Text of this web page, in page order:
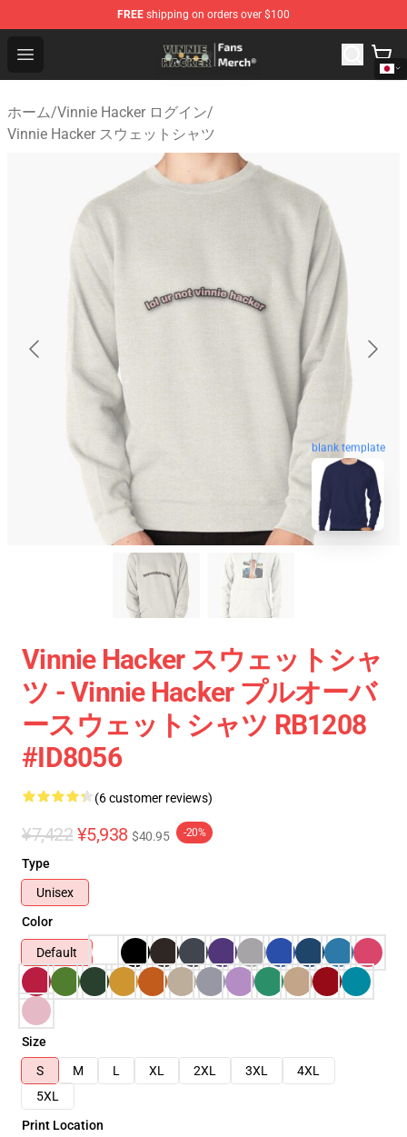
FREE shipping on orders over $100
Open menu
Vinnie Hacker Store - Official Vinnie Hacker Merchandise
ホーム/Vinnie Hacker ログイン/
Vinnie Hacker スウェットシャツ
blank template
Vinnie Hacker スウェットシャ
ツ - Vinnie Hacker プルオーバ
ースウェットシャツ RB1208
#ID8056
(6 customer reviews)
¥7,422 ¥5,938 $40.95 -20%
Type
Unisex
Color
Default
Size
S
M L XL 2XL 3XL
4XL
5XL
Print Location